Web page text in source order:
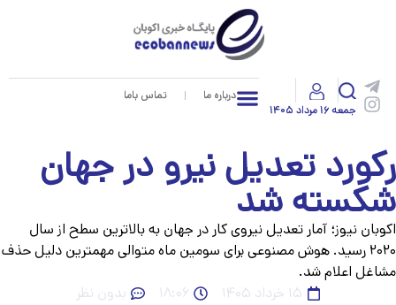
جمعه ۱۶ مرداد ۱۴۰۵
درباره ما تماس باما
تعدیل نیرو در جهان
شد
نیوز؛ آمار تعدیل نیروی کار در جهان به بالاترین سطح از سال
۲۰۲۰ رسید. هوش مصنوعی برای سومین ماه متوالی مهمترین دلیل حذف
اعلام شد.
۱۵ خرداد ۱۴۰۵
۱۸:۰۶ بدون نظر